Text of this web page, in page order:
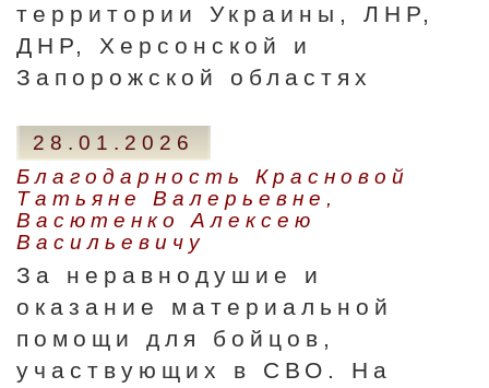
территории Украины, ЛНР,
ДНР, Херсонской и
Запорожской областях
28.01.2026
Благодарность Красновой
Татьяне Валерьевне,
Васютенко Алексею
Васильевичу
За неравнодушие и
оказание материальной
помощи для бойцов,
участвующих в СВО. На